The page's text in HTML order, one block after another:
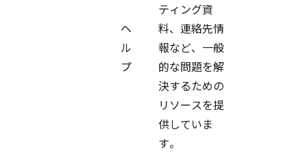
ヘ
ル
プ
ティング資
料、連絡先情
報など、一般
的な問題を解
決するための
リソースを提
供していま
す。